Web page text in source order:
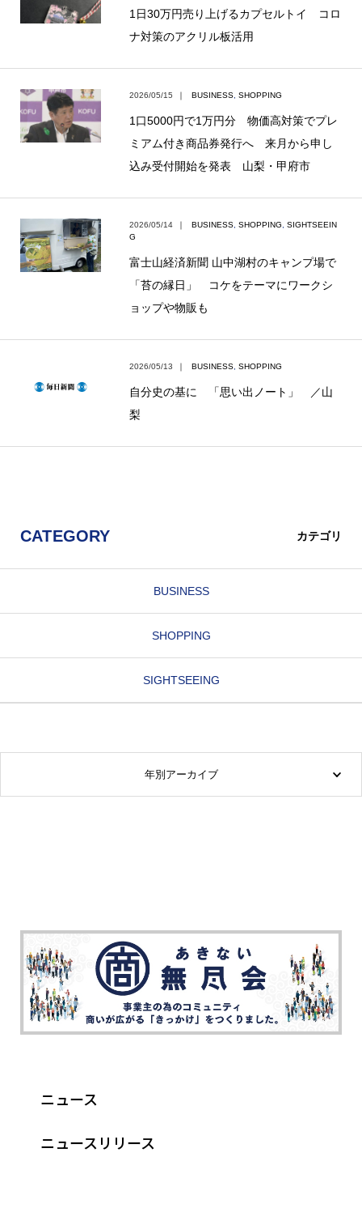
1日30万円売り上げるカプセルトイ コロ
ナ対策のアクリル板活用
2026/05/15 ｜ BUSINESS SHOPPING
1口5000円で1万円分 物価高対策でプレ
ミアム付き商品券発行へ 来月から申し
込み受付開始を発表 山梨・甲府市
2026/05/14 ｜ BUSINESS SHOPPING
SIGHTSEEIN
G
富士山経済新聞 山中湖村のキャンプ場で
「苔の縁日」 コケをテーマにワークシ
ョップや物販も
2026/05/13 ｜ BUSINESS SHOPPING
自分史の基に 「思い出ノート」 ／山
梨
CATEGORY カテゴリ
BUSINESS
SHOPPING
SIGHTSEEING
年別アーカイブ
ニュース
ニュースリリース